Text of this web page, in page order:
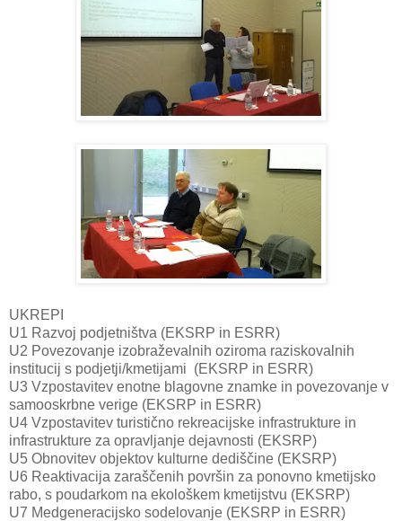
UKREPI
U1 Razvoj podjetništva (EKSRP in ESRR)
U2 Povezovanje izobraževalnih oziroma raziskovalnih
institucij s podjetji/kmetijami (EKSRP in ESRR)
U3 Vzpostavitev enotne blagovne znamke in povezovanje v
samooskrbne verige (EKSRP in ESRR)
U4 Vzpostavitev turistično rekreacijske infrastrukture in
infrastrukture za opravljanje dejavnosti (EKSRP)
U5 Obnovitev objektov kulturne dediščine (EKSRP)
U6 Reaktivacija zaraščenih površin za ponovno kmetijsko
rabo, s poudarkom na ekološkem kmetijstvu (EKSRP)
U7 Medgeneracijsko sodelovanje (EKSRP in ESRR)